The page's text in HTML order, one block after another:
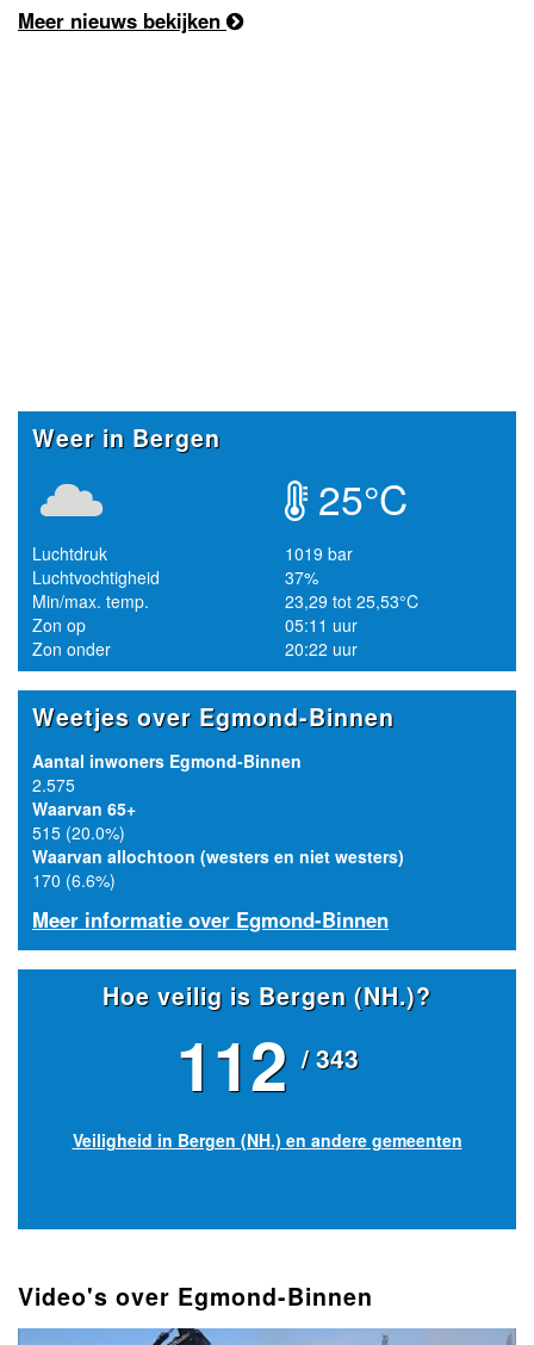
Meer nieuws bekijken
Weer in Bergen
25°C
Luchtdruk
1019 bar
Luchtvochtigheid
37%
Min/max. temp.
23,29 tot 25,53°C
Zon op
05:11 uur
Zon onder
20:22 uur
Weetjes over Egmond-Binnen
Aantal inwoners Egmond-Binnen
2.575
Waarvan 65+
515 (20.0%)
Waarvan allochtoon (westers en niet westers)
170 (6.6%)
Meer informatie over Egmond-Binnen
Hoe veilig is Bergen (NH.)?
112 / 343
Veiligheid in Bergen (NH.) en andere gemeenten
Video's over Egmond-Binnen